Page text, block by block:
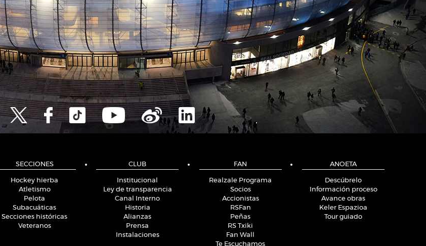
SECCIONES
Hockey hierba
Atletismo
Pelota
Subacuáticas
Secciones históricas
Veteranos
CLUB
Institucional
Ley de transparencia
Canal Interno
Historia
Alianzas
Prensa
Instalaciones
FAN
Realzale Programa
Socios
Accionistas
RSFan
Peñas
RS Txiki
Fan Wall
Te Escuchamos
ANOETA
Descúbrelo
Información proceso
Avance obras
Keler Espazioa
Tour guiado